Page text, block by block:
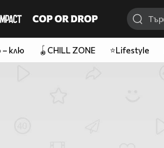
– клю 🪀CHILL ZONE ⭐Lifestyle